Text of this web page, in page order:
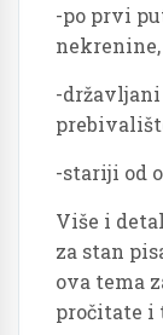
-po prvi
nekrenine,
-
-stariji od
Više i
za stan
ova tema
pročitate i